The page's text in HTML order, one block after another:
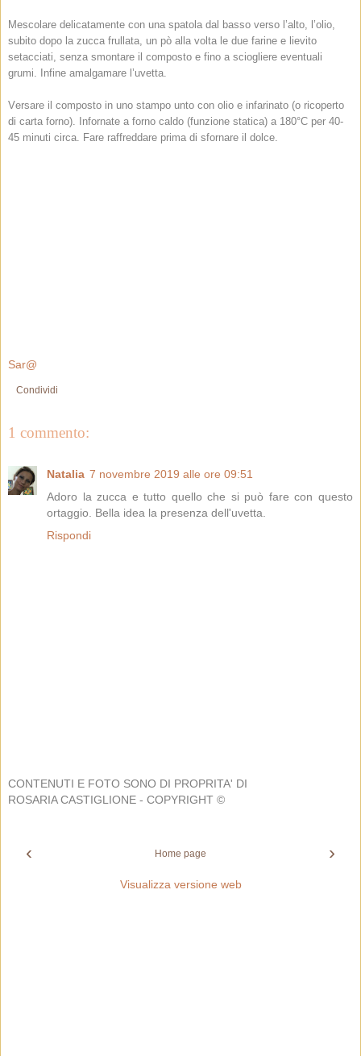
Mescolare delicatamente con una spatola dal basso verso l’alto, l’olio,
subito dopo la zucca frullata, un pò alla volta le due farine e lievito
setacciati, senza smontare il composto e fino a sciogliere eventuali
grumi. Infine amalgamare l’uvetta.
Versare il composto in uno stampo unto con olio e infarinato (o ricoperto
di carta forno). Infornate a forno caldo (funzione statica) a 180°C per 40-
45 minuti circa. Fare raffreddare prima di sfornare il dolce.
Sar@
Condividi
1 commento:
Natalia 7 novembre 2019 alle ore 09:51
Adoro la zucca e tutto quello che si può fare con questo
ortaggio. Bella idea la presenza dell'uvetta.
Rispondi
CONTENUTI E FOTO SONO DI PROPRITA' DI
ROSARIA CASTIGLIONE - COPYRIGHT ©
‹ ›
Home page
Visualizza versione web